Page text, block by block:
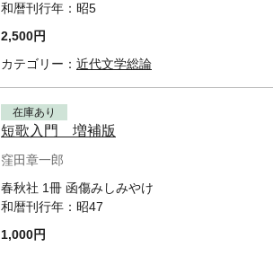
和暦刊行年： 昭5
2,500円
カテゴリー： 近代文学総論
在庫あり
短歌入門 増補版
窪田章一郎
春秋社 1冊 函傷みしみやけ
和暦刊行年： 昭47
1,000円